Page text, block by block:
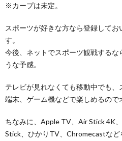
※カープは未定。
スポーツが好きな方なら登録して
す。
今後、ネットでスポーツ観戦する
うな予感。
テレビが見れなくても移動中でも
端末、ゲーム機などで楽しめるので
ちなみに、Apple TV、Air Stick 4K
Stick、ひかりTV、Chromecastな